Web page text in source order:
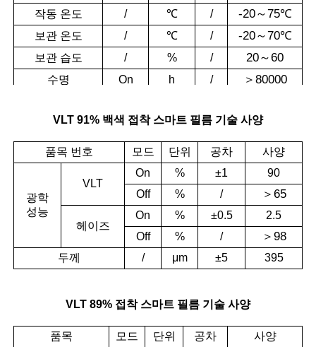
작동 온도 / ℃ / -20～75℃
보관 온도 / ℃ / -20～70℃
보관 습도 / % / 20～60
수명 On h / ＞ 80000
VLT 91% 백색 접착 스마트 필름 기술 사양
품목 번호 모드 단위 공차 사양
광학
성능
VLT
On % ±1
90
Off
% / ＞ 65
헤이즈
On % ±0.5
2.5
Off
% / ＞ 98
두께 / μm ±5 395
VLT 89% 접착 스마트 필름 기술 사양
품목 모드 단위 공차 사양